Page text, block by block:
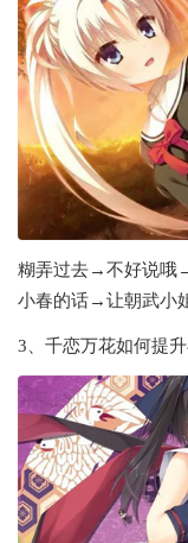
糊弄过去→不好说
小春的话→让朝武小
3、千恋万花如何提